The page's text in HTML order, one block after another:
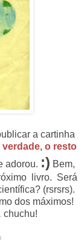
a cartinha
verdade, o resto
adorou. :) Bem,
livro. Será
(rsrsrs).
dos máximos!
chuchu!